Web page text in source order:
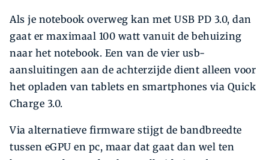
Als je notebook overweg kan met USB PD 3.0, dan
gaat er maximaal 100 watt vanuit de behuizing
naar het notebook. Een van de vier usb-
aansluitingen aan de achterzijde dient alleen voor
het opladen van tablets en smartphones via Quick
Charge 3.0.
Via alternatieve firmware stijgt de bandbreedte
tussen eGPU en pc, maar dat gaat dan wel ten